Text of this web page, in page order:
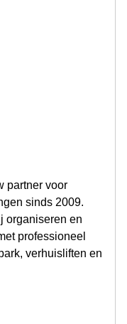
partner voor
sinds 2009.
organiseren en
professioneel
verhuisliften en